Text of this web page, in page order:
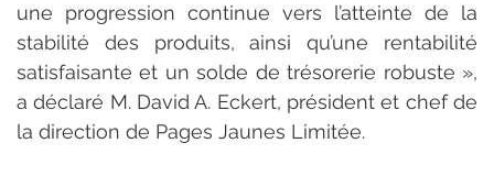
une progression continue vers l’atteinte de la
stabilité des produits, ainsi qu’une rentabilité
satisfaisante et un solde de trésorerie robuste »,
a déclaré M. David A. Eckert, président et chef de
la direction de Pages Jaunes Limitée.